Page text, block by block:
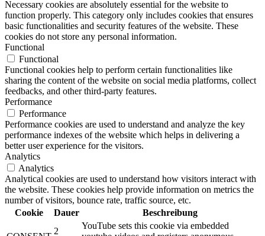
Necessary cookies are absolutely essential for the website to
function properly. This category only includes cookies that ensures
basic functionalities and security features of the website. These
cookies do not store any personal information.
Functional
Functional
Functional cookies help to perform certain functionalities like
sharing the content of the website on social media platforms, collect
feedbacks, and other third-party features.
Performance
Performance
Performance cookies are used to understand and analyze the key
performance indexes of the website which helps in delivering a
better user experience for the visitors.
Analytics
Analytics
Analytical cookies are used to understand how visitors interact with
the website. These cookies help provide information on metrics the
number of visitors, bounce rate, traffic source, etc.
Cookie
Dauer Beschreibung
2
YouTube sets this cookie via embedded